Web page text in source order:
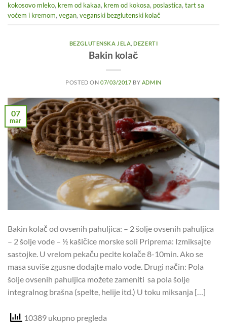
kokosovo mleko, krem od kakaa, krem od kokosa, poslastica, tart sa
voćem i kremom, vegan, veganski bezglutenski kolač
BEZGLUTENSKA JELA ,DEZERTI
Bakin kolač
POSTED ON 07/03/2017 BY ADMIN
07
mar
Bakin kolač od ovsenih pahuljica: – 2 šolje ovsenih pahuljica
– 2 šolje vode – ½ kašičice morske soli Priprema: Izmiksajte
sastojke. U vrelom pekaču pecite kolače 8-10min. Ako se
masa suviše zgusne dodajte malo vode. Drugi način: Pola
šolje ovsenih pahuljica možete zameniti sa pola šolje
integralnog brašna (spelte, helije itd.) U toku miksanja […]
10389 ukupno pregleda